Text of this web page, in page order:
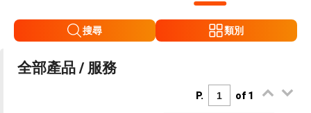
搜尋 類別
全部產品 / 服務
P. of 1